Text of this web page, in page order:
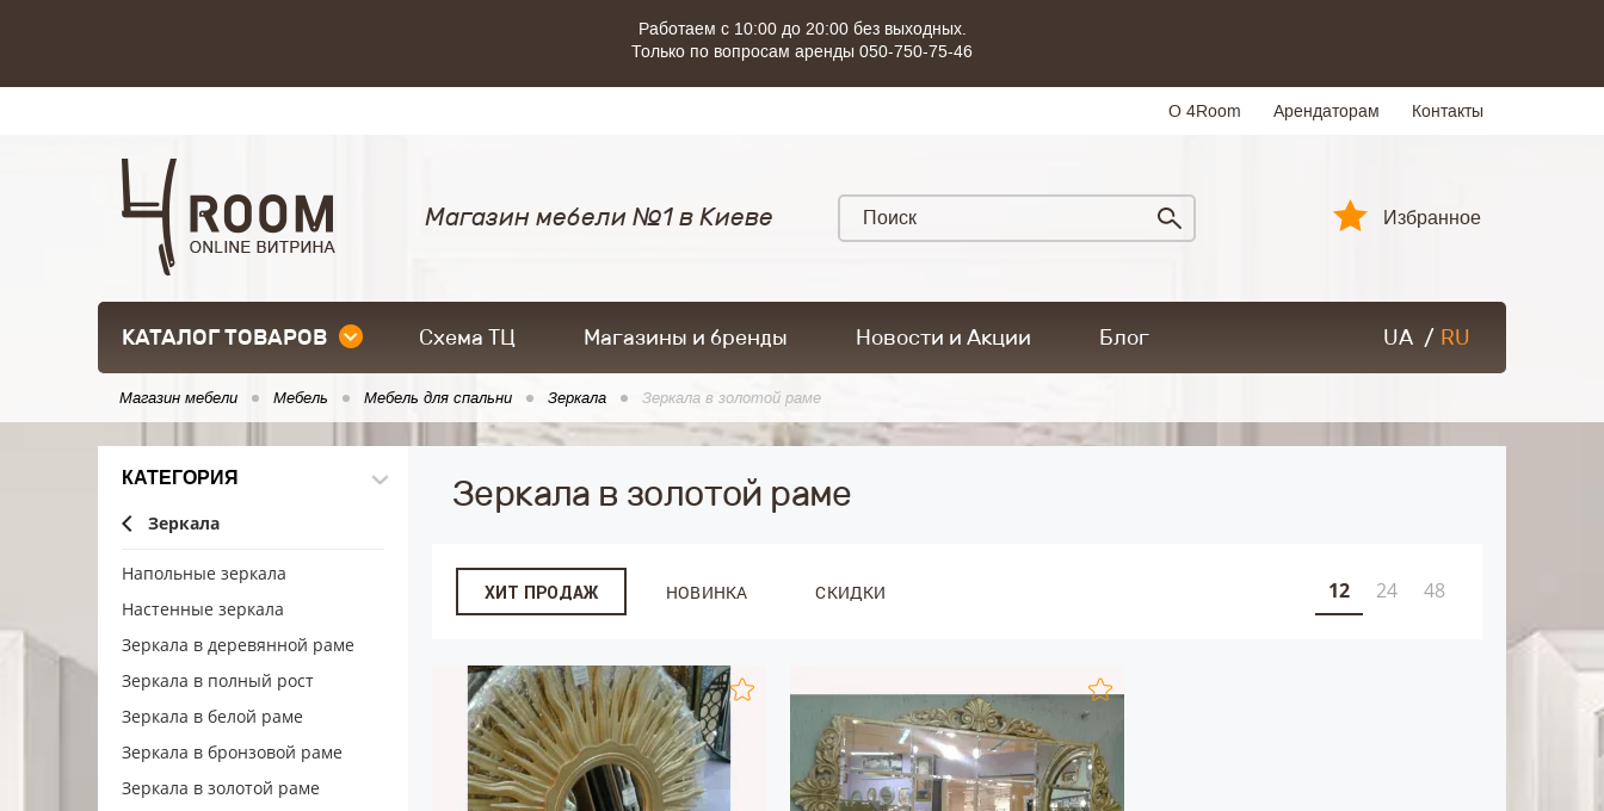
Работаем с 10:00 до 20:00 без выходных.
Только по вопросам аренды 050-750-75-46
О 4Room Арендаторам Контакты
Магазин мебели №1 в Киеве Избранное
КАТАЛОГ ТОВАРОВ Схема ТЦ Магазины и бренды Новости и Акции Блог UA / RU
Магазин мебели Мебель Мебель для спальни Зеркала Зеркала в золотой раме
КАТЕГОРИЯ
Зеркала
Напольные зеркала
Настенные зеркала
Зеркала в деревянной раме
Зеркала в полный рост
Зеркала в белой раме
Зеркала в бронзовой раме
Зеркала в золотой раме
Зеркала в золотой раме
ХИТ ПРОДАЖ НОВИНКА СКИДКИ 12 24 48